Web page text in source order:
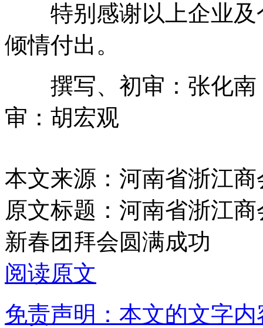
特别感谢以上企业及
倾情付出。
撰写、初审：张化南
审：胡宏观
本文来源：河南省浙江商
原文标题： 河南省浙江
新春团拜会圆满成功
阅读原文
免责声明：本文的文字